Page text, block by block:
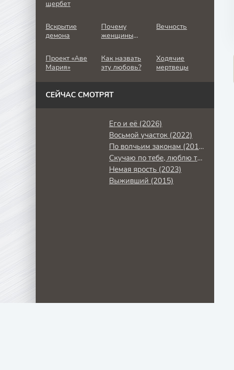
щербет
Вскрытие
демона
Почему
женщины
Вечность
Проект «Аве
Мария»
Как назвать
эту любовь?
Ходячие
мертвецы
СЕЙЧАС СМОТРЯТ
Его и её (2026)
Восьмой участок (2022)
По волчьим законам (2016)
Скучаю по тебе, люблю тебя (2026)
Немая ярость (2023)
Выживший (2015)